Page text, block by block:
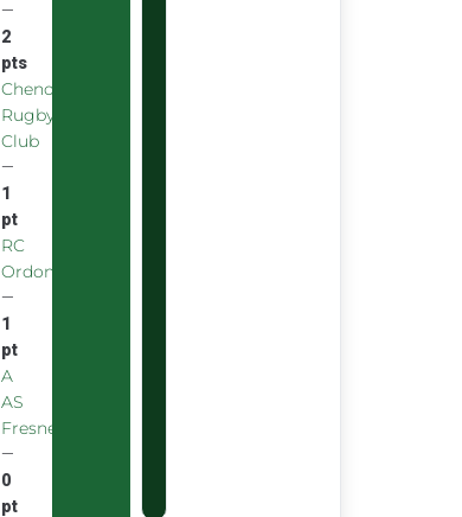
—
2
pts
Chenove
Rugby
Club
—
1
pt
RC
Ordon
—
1
pt
A
AS
Fresnes
—
0
pt